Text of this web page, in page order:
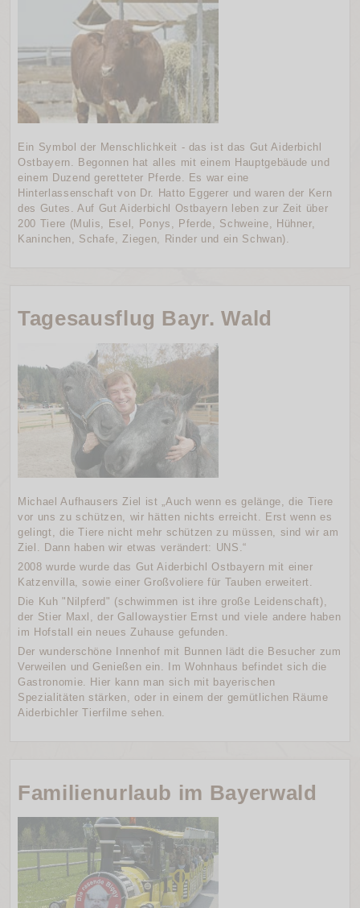
Ein Symbol der Menschlichkeit - das ist das Gut Aiderbichl
Ostbayern. Begonnen hat alles mit einem Hauptgebäude und
einem Duzend geretteter Pferde. Es war eine
Hinterlassenschaft von Dr. Hatto Eggerer und waren der Kern
des Gutes. Auf Gut Aiderbichl Ostbayern leben zur Zeit über
200 Tiere (Mulis, Esel, Ponys, Pferde, Schweine, Hühner,
Kaninchen, Schafe, Ziegen, Rinder und ein Schwan).
Tagesausflug Bayr. Wald
Michael Aufhausers Ziel ist „Auch wenn es gelänge, die Tiere
vor uns zu schützen, wir hätten nichts erreicht. Erst wenn es
gelingt, die Tiere nicht mehr schützen zu müssen, sind wir am
Ziel. Dann haben wir etwas verändert: UNS.“
2008 wurde wurde das Gut Aiderbichl Ostbayern mit einer
Katzenvilla, sowie einer Großvoliere für Tauben erweitert.
Die Kuh "Nilpferd" (schwimmen ist ihre große Leidenschaft),
der Stier Maxl, der Gallowaystier Ernst und viele andere haben
im Hofstall ein neues Zuhause gefunden.
Der wunderschöne Innenhof mit Bunnen lädt die Besucher zum
Verweilen und Genießen ein. Im Wohnhaus befindet sich die
Gastronomie. Hier kann man sich mit bayerischen
Spezialitäten stärken, oder in einem der gemütlichen Räume
Aiderbichler Tierfilme sehen.
Familienurlaub im Bayerwald